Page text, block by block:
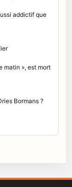
addictif que
matin », est mort
Bormans ?